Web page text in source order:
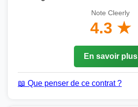
Note Cleerly
4.3 ★
En savoir plus
📖 Que penser de ce contrat ?